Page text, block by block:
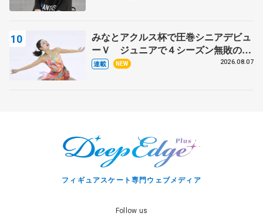
みなとアクルス杯で圧巻シニアデビュ
ーＶ ジュニアで４シーズン無敗の島
田麻央
連載 NEW 2026.08.07
フィギュアスケート専門ウェブメディア
Follow us